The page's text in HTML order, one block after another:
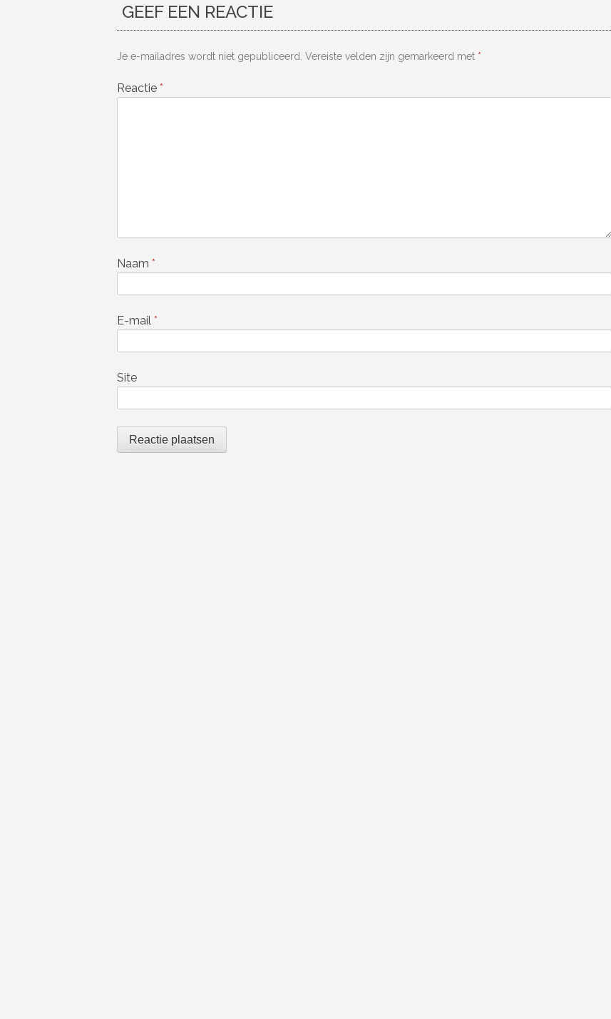
GEEF EEN REACTIE
Je e-mailadres wordt niet gepubliceerd. Vereiste velden zijn gemarkeerd met *
Reactie *
Naam *
E-mail *
Site